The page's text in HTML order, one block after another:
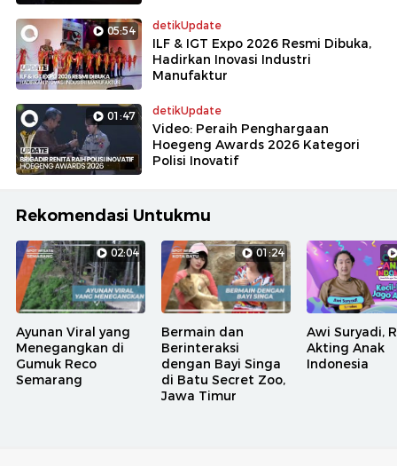
05:54 detikUpdate
ILF & IGT Expo 2026 Resmi Dibuka,
Hadirkan Inovasi Industri
Manufaktur
01:47 detikUpdate
Video: Peraih Penghargaan
Hoegeng Awards 2026 Kategori
Polisi Inovatif
Rekomendasi Untukmu
02:04
Ayunan Viral yang
Menegangkan di
Gumuk Reco
Semarang
01:24
Bermain dan
Berinteraksi
dengan Bayi Singa
di Batu Secret Zoo,
Jawa Timur
Awi Suryadi,
Akting Anak
Indonesia